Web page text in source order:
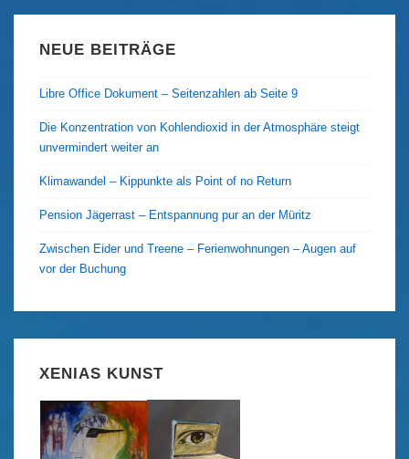
NEUE BEITRÄGE
Libre Office Dokument – Seitenzahlen ab Seite 9
Die Konzentration von Kohlendioxid in der Atmosphäre steigt
unvermindert weiter an
Klimawandel – Kippunkte als Point of no Return
Pension Jägerrast – Entspannung pur an der Müritz
Zwischen Eider und Treene – Ferienwohnungen – Augen auf
vor der Buchung
XENIAS KUNST